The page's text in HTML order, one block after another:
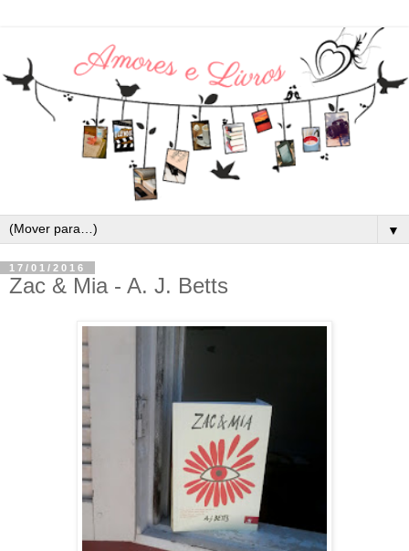
▼
17/01/2016
Zac & Mia - A. J. Betts